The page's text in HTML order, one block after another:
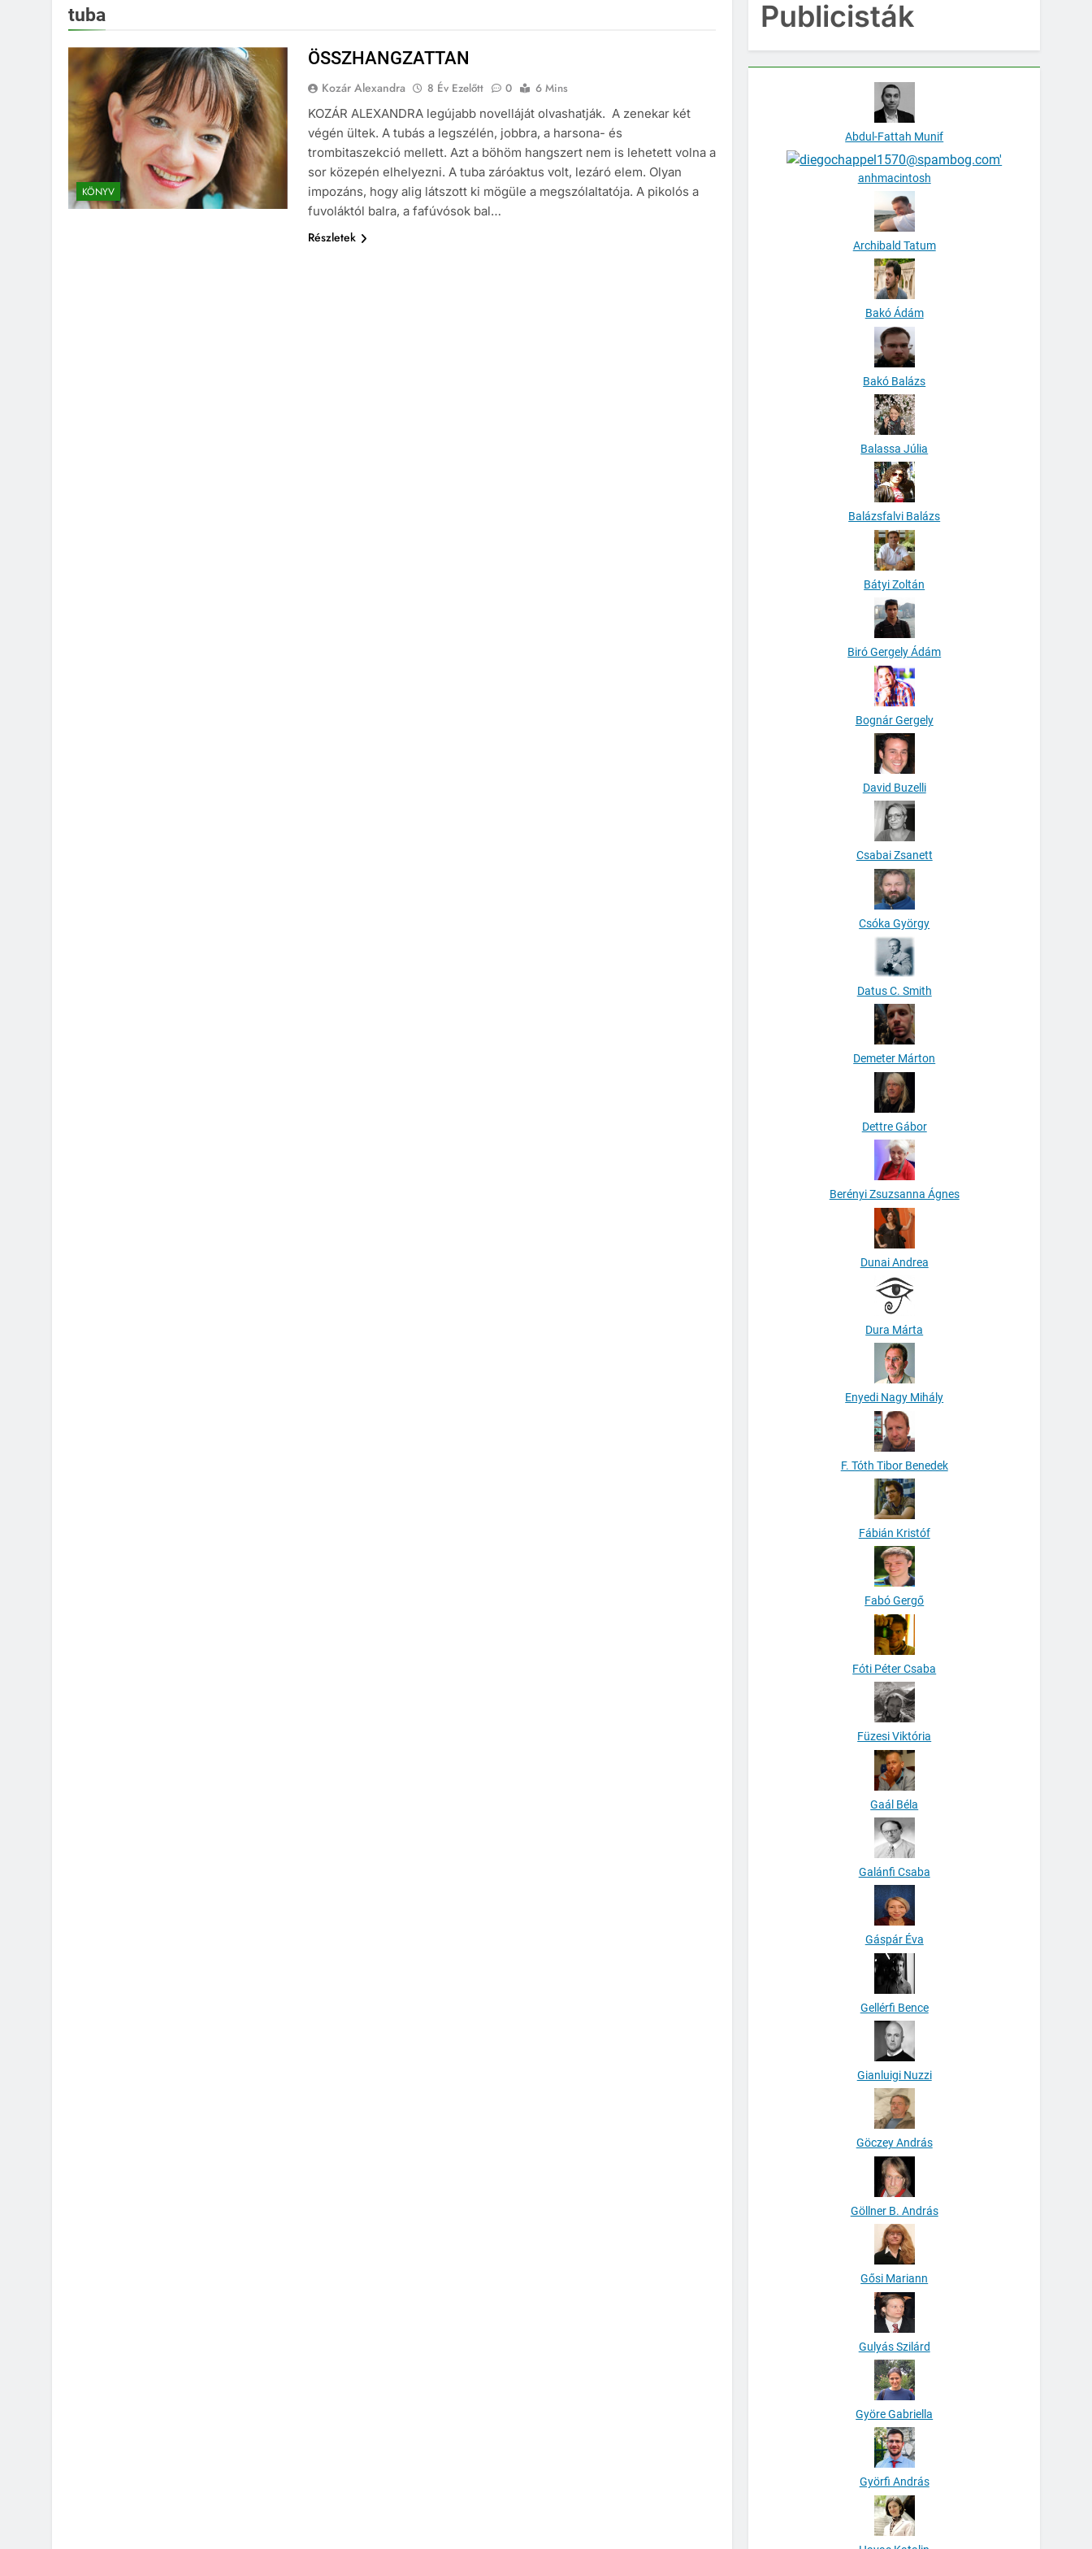
tuba
KÖNYV
ÖSSZHANGZATTAN
Kozár Alexandra 8 Év Ezelőtt 0
6 Mins
KOZÁR ALEXANDRA legújabb novelláját olvashatják. A zenekar két
végén ültek. A tubás a legszélén, jobbra, a harsona- és
trombitaszekció mellett. Azt a böhöm hangszert nem is lehetett volna a
sor közepén elhelyezni. A tuba záróaktus volt, lezáró elem. Olyan
impozáns, hogy alig látszott ki mögüle a megszólaltatója. A pikolós a
fuvoláktól balra, a fafúvósok bal…
Részletek
Publicisták
Abdul-Fattah Munif
anhmacintosh
Archibald Tatum
Bakó Ádám
Bakó Balázs
Balassa Júlia
Balázsfalvi Balázs
Bátyi Zoltán
Biró Gergely Ádám
Bognár Gergely
David Buzelli
Csabai Zsanett
Csóka György
Datus C. Smith
Demeter Márton
Dettre Gábor
Berényi Zsuzsanna Ágnes
Dunai Andrea
Dura Márta
Enyedi Nagy Mihály
F. Tóth Tibor Benedek
Fábián Kristóf
Fabó Gergő
Fóti Péter Csaba
Füzesi Viktória
Gaál Béla
Galánfi Csaba
Gáspár Éva
Gellérfi Bence
Gianluigi Nuzzi
Göczey András
Göllner B. András
Gősi Mariann
Gulyás Szilárd
Györe Gabriella
Györfi András